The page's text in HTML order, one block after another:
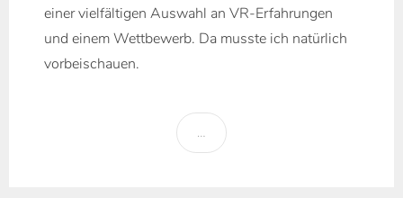
einer vielfältigen Auswahl an VR-Erfahrungen
und einem Wettbewerb. Da musste ich natürlich
vorbeischauen.
…